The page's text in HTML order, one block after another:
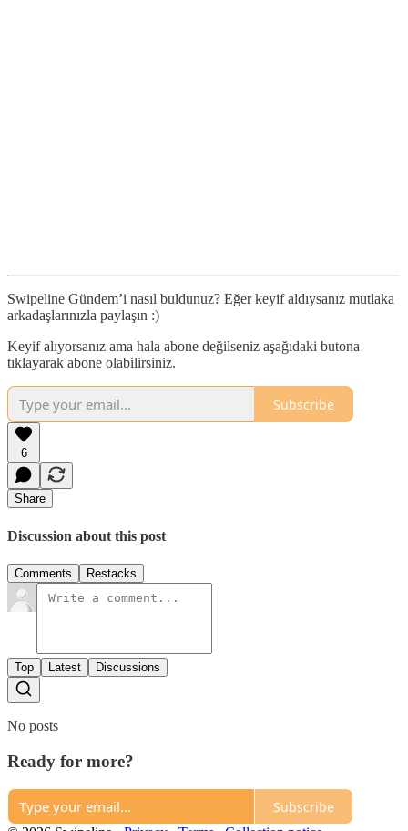
Swipeline Gündem’i nasıl buldunuz? Eğer keyif aldıysanız mutlaka
arkadaşlarınızla paylaşın :)
Keyif alıyorsanız ama hala abone değilseniz aşağıdaki butona
tıklayarak abone olabilirsiniz.
Subscribe
6
Share
Discussion about this post
Comments Restacks
Top Latest Discussions
No posts
Ready for more?
Subscribe